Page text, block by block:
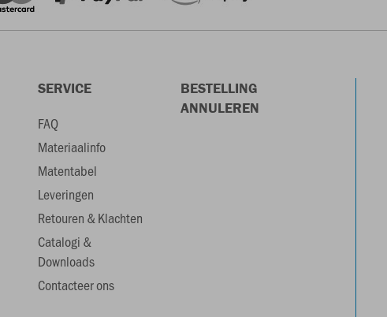
SERVICE
FAQ
Materiaalinfo
Matentabel
Leveringen
Retouren & Klachten
Catalogi &
Downloads
Contacteer ons
BESTELLING
ANNULEREN